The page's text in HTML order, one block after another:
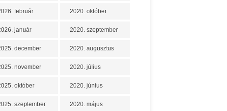
február
január
december
november
október
szeptember
2020. október
2020. szeptember
2020. augusztus
2020. július
2020. június
2020. május